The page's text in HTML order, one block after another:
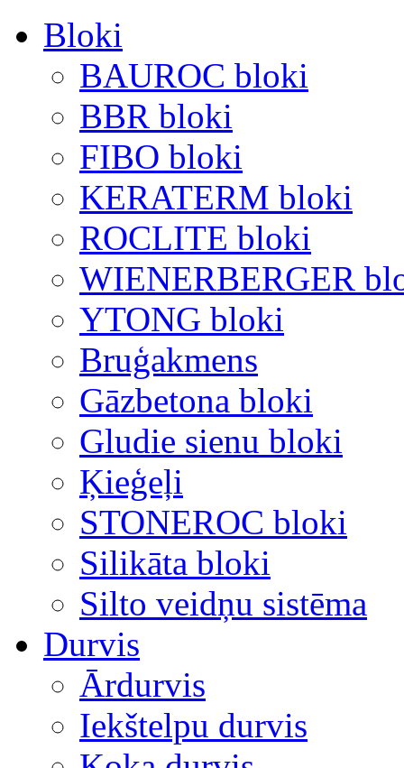
Bloki
BAUROC bloki
BBR bloki
FIBO bloki
KERATERM bloki
ROCLITE bloki
WIENERBERGER
YTONG bloki
Bruģakmens
Gāzbetona bloki
Gludie sienu bloki
Ķieģeļi
STONEROC bloki
Silikāta bloki
Silto veidņu sistēma
Durvis
Ārdurvis
Iekštelpu durvis